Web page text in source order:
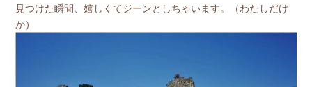
見つけた瞬間、嬉しくてジーンとしちゃいます。（わたしだけ
か）